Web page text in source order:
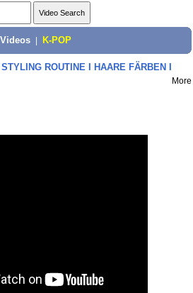
K-POP
STYLING ROUTINE I HAARE FÄRBEN I
More